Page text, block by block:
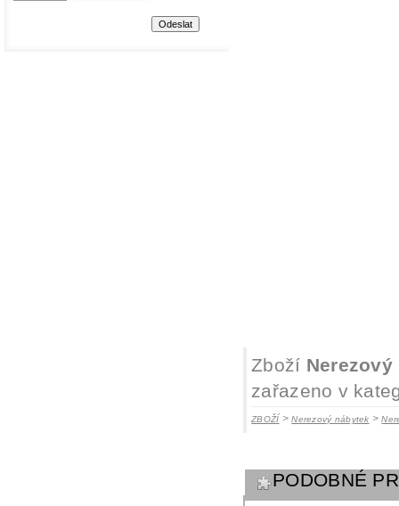
Zboží
zařazeno v
ZBOŽÍ>Nerezový nábytek >
PODOBNÉ